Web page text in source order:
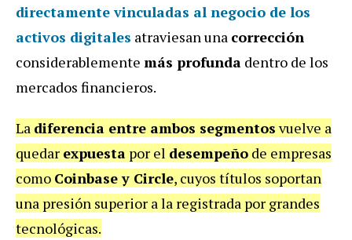
directamente vinculadas al negocio de los
activos digitales atraviesan una corrección
considerablemente más profunda dentro de los
mercados financieros.
La diferencia entre ambos segmentos vuelve a
quedar expuesta por el desempeño de empresas
como Coinbase y Circle, cuyos títulos soportan
una presión superior a la registrada por grandes
tecnológicas.